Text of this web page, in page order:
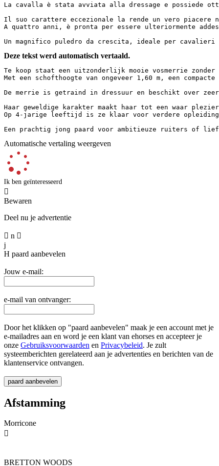
La cavalla è stata avviata alla dressage e possiede
Il suo carattere eccezionale la rende un vero
A quattro anni, è pronta per essere ulteriormente
Un magnifico puledro da crescita, ideale per
Deze tekst werd automatisch vertaald.
Te koop staat een uitzonderlijk mooie vosmerrie
Met een schofthoogte van ongeveer 1,60 m, een
De merrie is getraind in dressuur en beschikt over
Haar geweldige karakter maakt haar tot een waar
Op 4-jarige leeftijd is ze klaar voor verdere
Een prachtig jong paard voor ambitieuze ruiters of
Automatische vertaling weergeven
Ik ben geïnteresseerd

Bewaren
Deel nu je advertentie
 n 
j
H paard aanbevelen
Jouw e-mail:
e-mail van ontvanger:
Door het klikken op "paard aanbevelen" maak je een account met je
e-mailadres aan en word je een klant van ehorses en accepteer je
onze Gebruiksvoorwaarden en Privacybeleid. Je zult
systeemberichten gerelateerd aan je advertenties en berichten van de
klantenservice ontvangen.
Afstamming
Morricone

BRETTON WOODS